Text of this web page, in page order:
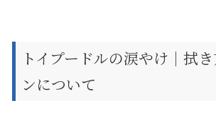
トイプードルの涙やけ｜拭
ンについて